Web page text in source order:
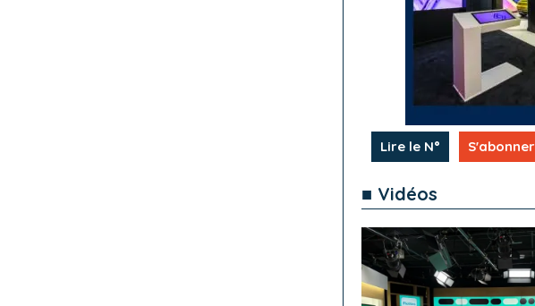
Lire le N° S'abonner
■ Vidéos